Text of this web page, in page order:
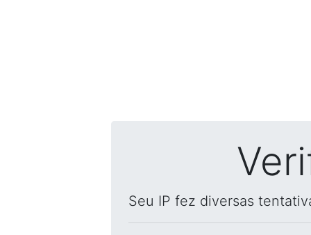
Seu IP fez diversas